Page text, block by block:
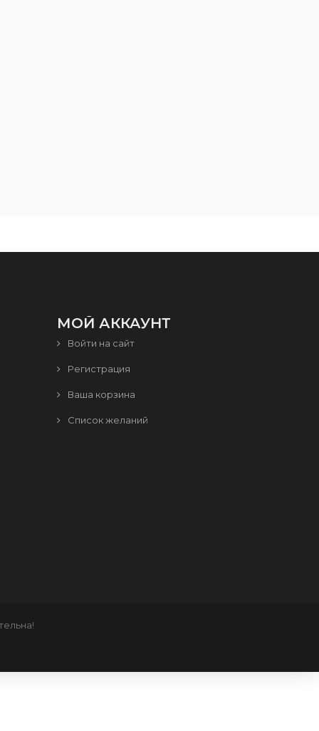
МОЙ АККАУНТ
Войти на сайт
Регистрация
Ваша корзина
Список желаний